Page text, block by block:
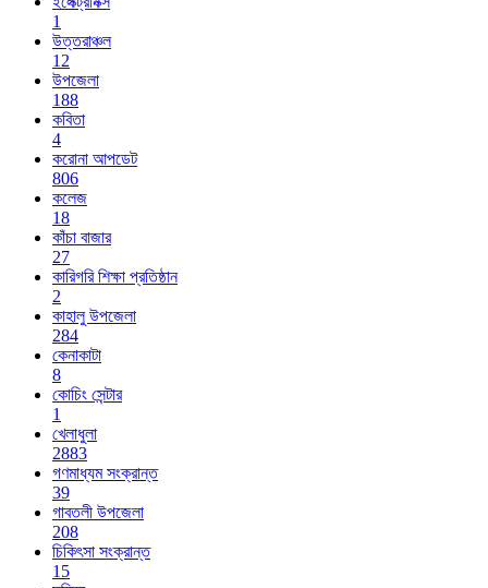
1
উত্তরাঞ্চল
12
উপজেলা
188
কবিতা
4
করোনা আপডেট
806
কলেজ
18
কাঁচা বাজার
27
কারিগরি শিক্ষা প্রতিষ্ঠান
2
কাহালু উপজেলা
284
কেনাকাটা
8
কোচিং সেন্টার
1
খেলাধুলা
2883
গণমাধ্যম সংক্রান্ত
39
গাবতলী উপজেলা
208
চিকিৎসা সংক্রান্ত
15